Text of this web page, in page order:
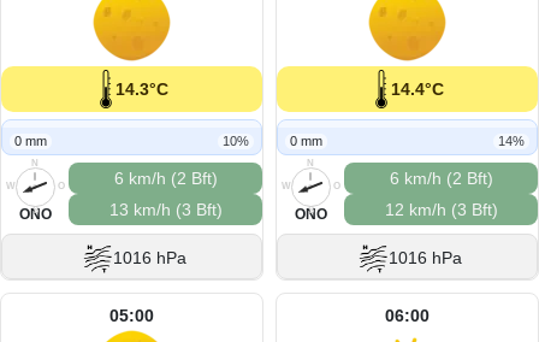
14.3°C
0 mm 10%
N
O
S
W
ONO
6 km/h (2 Bft)
13 km/h (3 Bft)
1016 hPa
14.4°C
0 mm 14%
N
O
S
W
ONO
6 km/h (2 Bft)
12 km/h (3 Bft)
1016 hPa
05:00 06:00